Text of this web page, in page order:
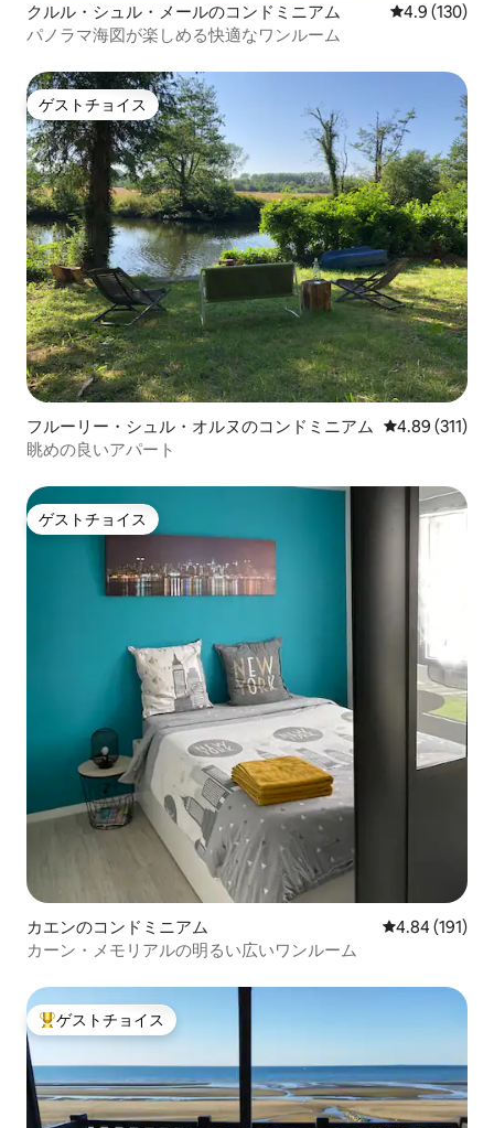
クルル・シュル・メールのコンドミニアム レビュー130
4.9 (130)
パノラマ海図が楽しめる快適なワンルーム
ゲストチョイス
ゲストチョイス
フルーリー・シュル・オルヌのコンドミニアム レビュー311
4.89 (311)
眺めの良いアパート
ゲストチョイス
ゲストチョイス
カエンのコンドミニアム レビュー191
4.84 (191)
カーン・メモリアルの明るい広いワンルーム
大好評のゲストチョイスです。
ゲストチョイス